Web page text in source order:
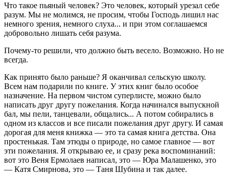
Что такое пьяный человек? Это человек, который урезал себе
разум. Мы не молимся, не просим, чтобы Господь лишил нас
немного зрения, немного слуха... и при этом соглашаемся
добровольно лишать себя разума.
Почему-то решили, что должно быть весело. Возможно. Но не
всегда.
Как принято было раньше? Я оканчивал сельскую школу.
Всем нам подарили по книге. У этих книг было особое
назначение. На первом чистом суперлисте, можно было
написать друг другу пожелания. Когда начинался выпускной
бал, мы пели, танцевали, общались... А потом собирались в
одном из классов и все писали пожелания друг другу. И самая
дорогая для меня книжка — это та самая книга детства. Она
простенькая. Там этюды о природе, но самое главное — вот
эти пожелания. Я открываю ее, и сразу река воспоминаний:
вот это Веня Ермолаев написал, это — Юра Малашенко, это
— Катя Смирнова, это — Таня Шубина и так далее.